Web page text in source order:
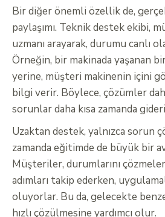
Bir diğer önemli özellik de,
paylaşımı. Teknik destek ekibi,
uzmanı arayarak, durumu canlı
Örneğin, bir makinada yaşanan
yerine, müşteri makinenin içini
bilgi verir. Böylece, çözümler
sorunlar daha kısa zamanda
Uzaktan destek, yalnızca sorun
zamanda eğitimde de büyük bir
Müşteriler, durumlarını
adımları takip ederken,
oluyorlar. Bu da, gelecekte
hızlı çözülmesine yardımcı olur.